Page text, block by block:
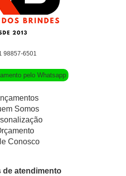
98857-6501
pelo Whatsapp
Somos
Conosco
de atendimento